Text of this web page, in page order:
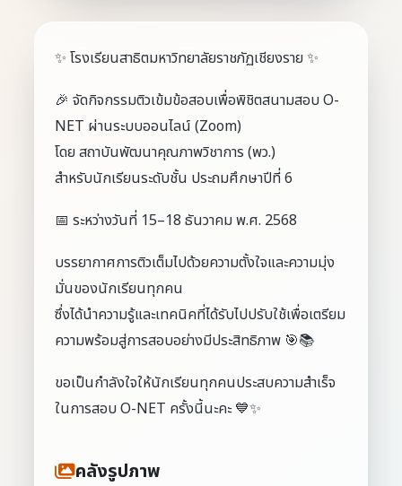
✨ โรงเรียนสาธิตมหาวิทยาลัยราชภัฏเชียงราย ✨
🎉 จัดกิจกรรมติวเข้มข้อสอบเพื่อพิชิตสนามสอบ O-
NET ผ่านระบบออนไลน์ (Zoom)
โดย สถาบันพัฒนาคุณภาพวิชาการ (พว.)
สำหรับนักเรียนระดับชั้น ประถมศึกษาปีที่ 6
📅 ระหว่างวันที่ 15–18 ธันวาคม พ.ศ. 2568
บรรยากาศการติวเต็มไปด้วยความตั้งใจและความมุ่ง
มั่นของนักเรียนทุกคน
ซึ่งได้นำความรู้และเทคนิคที่ได้รับไปปรับใช้เพื่อเตรียม
ความพร้อมสู่การสอบอย่างมีประสิทธิภาพ 🎯📚
ขอเป็นกำลังใจให้นักเรียนทุกคนประสบความสำเร็จ
ในการสอบ O-NET ครั้งนี้นะคะ 💙✨
คลังรูปภาพ